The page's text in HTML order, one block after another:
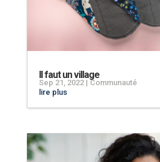
Il faut un village
Sep 21, 2022| Communauté
lire plus